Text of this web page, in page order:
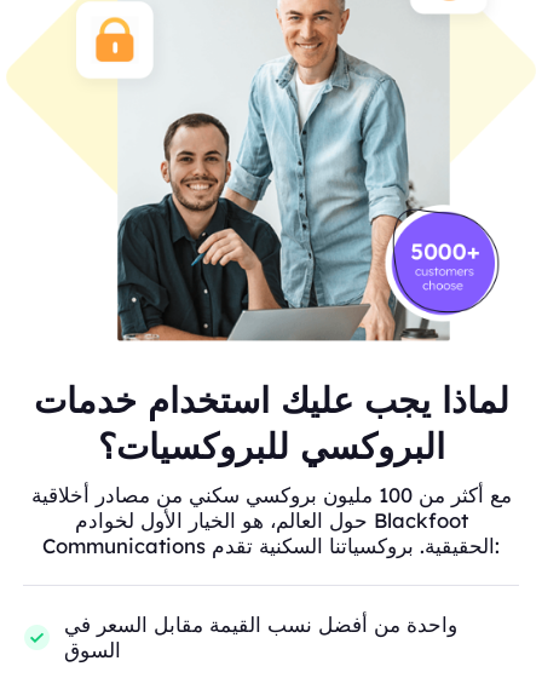
لماذا يجب عليك استخدام خدمات
البروكسي للبروكسيات؟
مع أكثر من 100 مليون بروكسي سكني من مصادر أخلاقية
حول العالم، هو الخيار الأول لخوادم Blackfoot
Communications الحقيقية. بروكسياتنا السكنية تقدم:
واحدة من أفضل نسب القيمة مقابل السعر في
السوق